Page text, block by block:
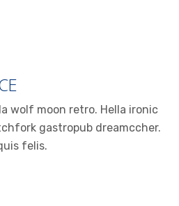
wolf moon retro. Hella ironic
gastropub dreamccher.
felis.